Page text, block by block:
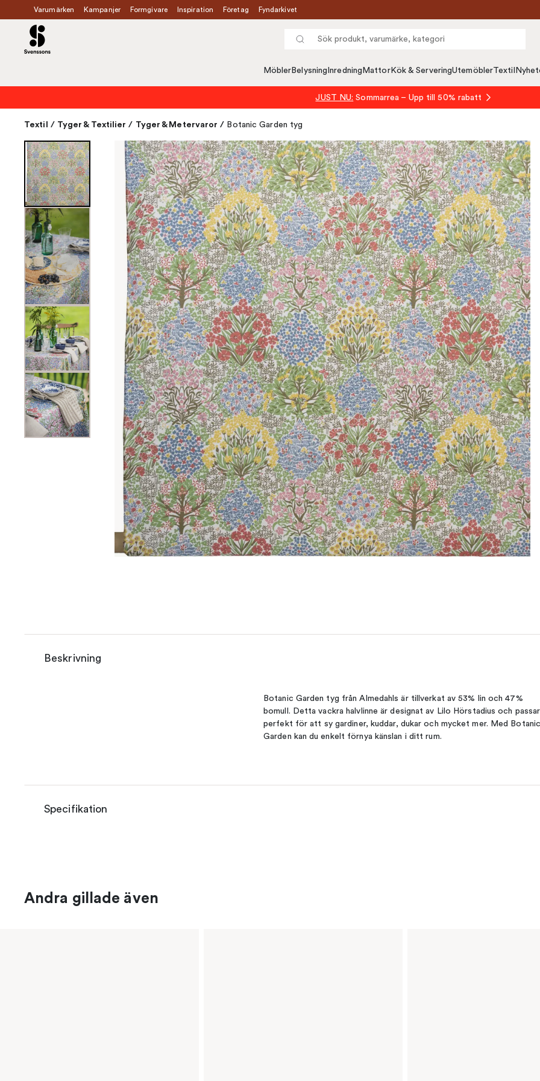
Varumärken Kampanjer Formgivare Inspiration Företag Fyndarkivet
Möbler Belysning Inredning MattorKök & ServeringUtemöblerTextil
JUST NU: Sommarrea – Upp till 50% rabatt
Textil / Tyger & Textilier / Tyger & Metervaror / Botanic Garden tyg
Beskrivning
Botanic Garden tyg från Almedahls är tillverkat av 53% lin och 47%
bomull. Detta vackra halvlinne är designat av Lilo Hörstadius och passar
perfekt för att sy gardiner, kuddar, dukar och mycket mer. Med
Garden kan du enkelt förnya känslan i ditt rum.
Specifikation
Andra gillade även